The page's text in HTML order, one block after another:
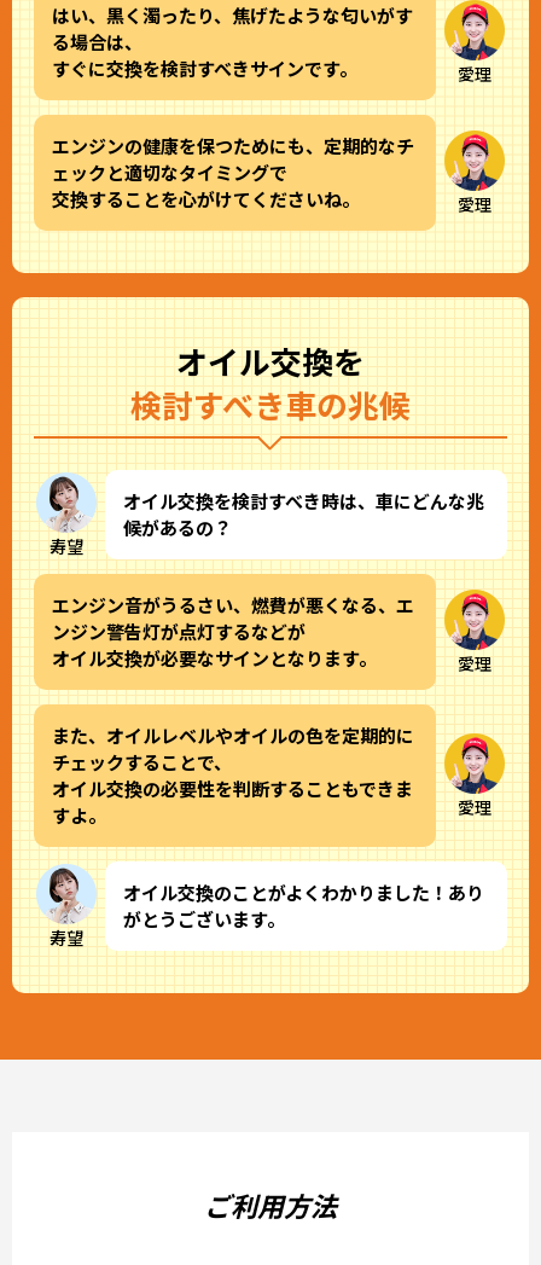
愛理
はい、黒く濁ったり、焦げたような匂いがす
る場合は、
すぐに交換を検討すべきサインです。
愛理
エンジンの健康を保つためにも、定期的なチ
ェックと適切なタイミングで
交換することを心がけてくださいね。
オイル交換を
検討すべき車の兆候
寿望
オイル交換を検討すべき時は、車にどんな兆
候があるの？
愛理
エンジン音がうるさい、燃費が悪くなる、エ
ンジン警告灯が点灯するなどが
オイル交換が必要なサインとなります。
愛理
また、オイルレベルやオイルの色を定期的に
チェックすることで、
オイル交換の必要性を判断することもできま
すよ。
寿望
オイル交換のことがよくわかりました！あり
がとうございます。
ご利用方法